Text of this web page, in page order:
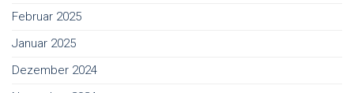
Februar 2025
Januar 2025
Dezember 2024